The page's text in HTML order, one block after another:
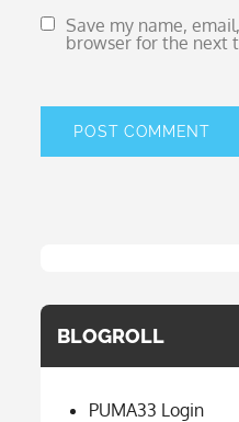
Save my name,
browser for the next
BLOGROLL
PUMA33 Login